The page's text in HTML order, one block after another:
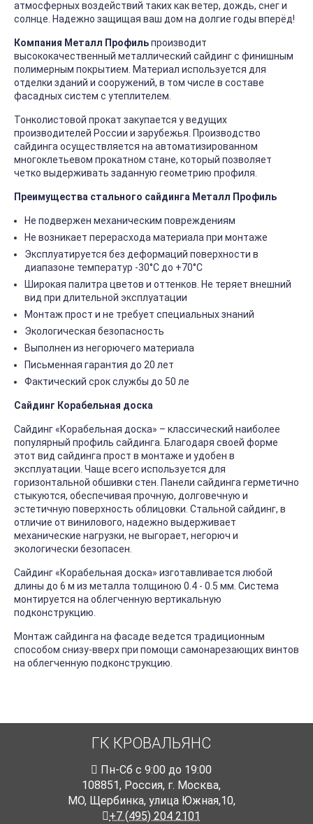
атмосферных воздействий таких как ветер, дождь, снег и
солнце. Надежно защищая ваш дом на долгие годы вперёд!
Компания Металл Профильпроизводит
высококачественный металлический сайдинг с финишным
полимерным покрытием. Материал используется для
отделки зданий и сооружений, в том числе в составе
фасадных систем с утеплителем.
Тонколистовой прокат закупается у ведущих
производителей России и зарубежья. Производство
сайдинга осуществляется на автоматизированном
многоклетьевом прокатном стане, который позволяет
четко выдерживать заданную геометрию профиля.
Преимущества стального сайдинга Металл Профиль
Не подвержен механическим повреждениям
Не возникает перерасхода материала при монтаже
Эксплуатируется без деформаций поверхности в
диапазоне температур -30°C до +70°C
Широкая палитра цветов и оттенков. Не теряет внешний
вид при длительной эксплуатации
Монтаж прост и не требует специальных знаний
Экологическая безопасность
Выполнен из негорючего материала
Письменная гарантия до 20 лет
Фактический срок службы до 50 ле
Сайдинг Корабельная доска
Сайдинг «Корабельная доска» – классический наиболее
популярный профиль сайдинга. Благодаря своей форме
этот вид сайдинга прост в монтаже и удобен в
эксплуатации. Чаще всего используется для
горизонтальной обшивки стен. Панели сайдинга герметично
стыкуются, обеспечивая прочную, долговечную и
эстетичную поверхность облицовки. Стальной сайдинг, в
отличие от винилового, надежно выдерживает
механические нагрузки, не выгорает, негорюч и
экологически безопасен.
Сайдинг «Корабельная доска» изготавливается любой
длины до 6 м из металла толщиною 0.4 - 0.5 мм. Система
монтируется на облегченную вертикальную
подконструкцию.
Монтаж сайдинга на фасаде ведется традиционным
способом снизу-вверх при помощи самонарезающих винтов
на облегченную подконструкцию.
ГК КРОВАЛЬЯНС
Пн-Cб с 9:00 до 19:00
108851, Россия, г. Москва,
МО, Щербинка, улица Южная,10,
+7 (495) 204 2101